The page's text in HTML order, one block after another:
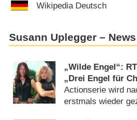
Wikipedia Deutsch
Susann Uplegger – News
„Wilde Engel“:
„Drei Engel für
dem Archiv
Actionserie wird
erstmals wieder